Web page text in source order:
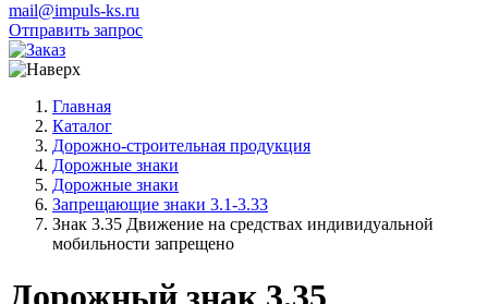
mail@impuls-ks.ru
Отправить запрос
Главная
Каталог
Дорожно-строительная продукция
Дорожные знаки
Дорожные знаки
Запрещающие знаки 3.1-3.33
Знак 3.35 Движение на средствах индивидуальной
мобильности запрещено